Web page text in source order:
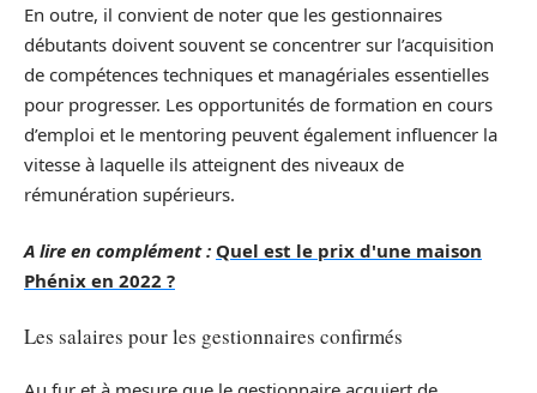
En outre, il convient de noter que les gestionnaires
débutants doivent souvent se concentrer sur l’acquisition
de compétences techniques et managériales essentielles
pour progresser. Les opportunités de formation en cours
d’emploi et le mentoring peuvent également influencer la
vitesse à laquelle ils atteignent des niveaux de
rémunération supérieurs.
A lire en complément : Quel est le prix d'une maison
Phénix en 2022 ?
Les salaires pour les gestionnaires confirmés